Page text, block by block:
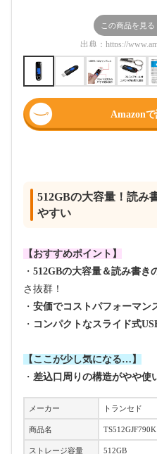
この商品を見る
出典： https://
Amazon
512GBの大容量！読み
やすい
【おすすめポイント】
・ 512GBの大容量＆読み書き
さ抜群！
・ 安価でコストパフォーマン
・ コンパクトなスライド式
【ここが少し気になる…】
・ 差込口周りの構造がやや使
メーカー トランセド
商品名 TS512GJF790K
ストレージ容量 512GB